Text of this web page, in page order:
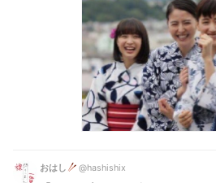
おはし @hashishix